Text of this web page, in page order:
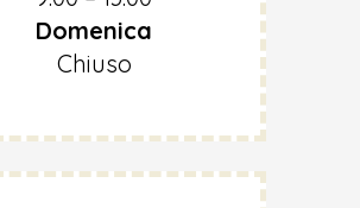
Domenica
Chiuso